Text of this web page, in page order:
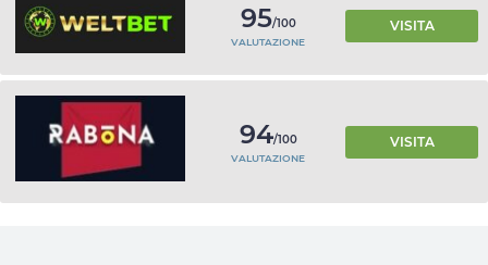
95/100
VALUTAZIONE
VISITA
94/100
VALUTAZIONE
VISITA